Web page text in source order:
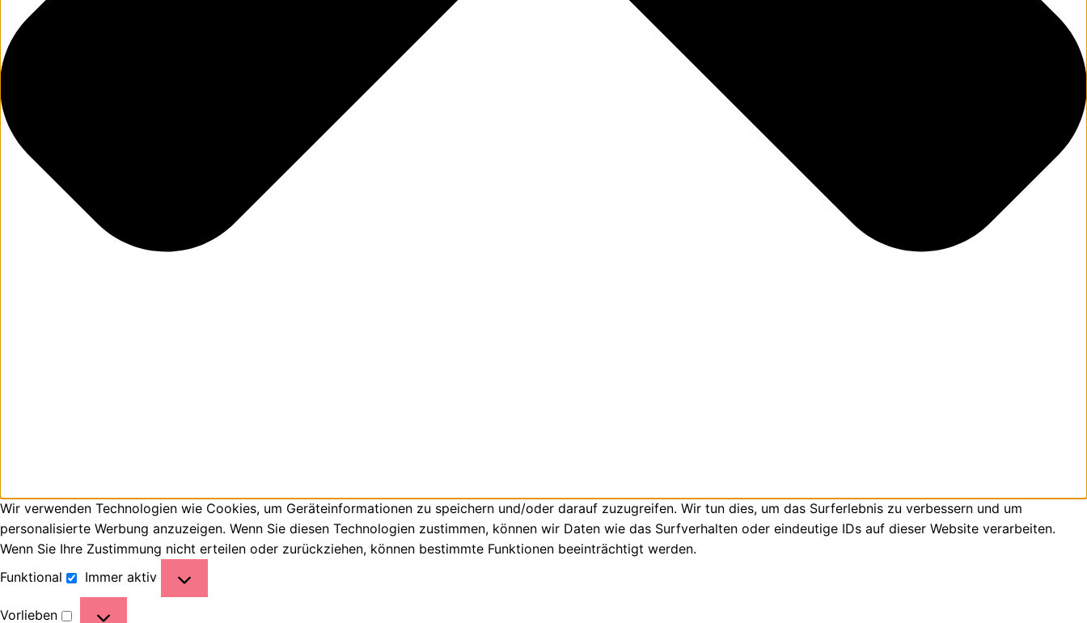
Wir verwenden Technologien wie Cookies, um Geräteinformationen zu speichern und/oder darauf zuzugreifen. Wir tun dies, um das Surferlebnis zu verbessern und um
personalisierte Werbung anzuzeigen. Wenn Sie diesen Technologien zustimmen, können wir Daten wie das Surfverhalten oder eindeutige IDs auf dieser Website verarbeiten.
Wenn Sie Ihre Zustimmung nicht erteilen oder zurückziehen, können bestimmte Funktionen beeinträchtigt werden.
Funktional
Immer aktiv
Vorlieben